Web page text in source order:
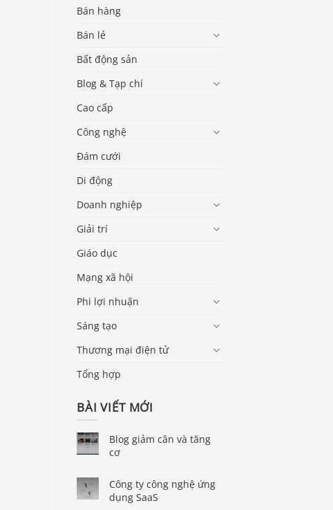
Bán hàng
Bán lẻ
Bất động sản
Blog & Tạp chí
Cao cấp
Công nghệ
Đám cưới
Di động
Doanh nghiệp
Giải trí
Giáo dục
Mạng xã hội
Phi lợi nhuận
Sáng tạo
Thương mại điện tử
Tổng hợp
BÀI VIẾT MỚI
Blog giảm cân và tăng
cơ
Công ty công nghệ ứng
dụng SaaS